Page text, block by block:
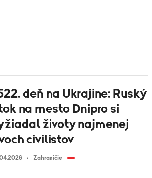
deň na Ukrajine: Ruský
na mesto Dnipro si
životy najmenej
civilistov
Zahraničie